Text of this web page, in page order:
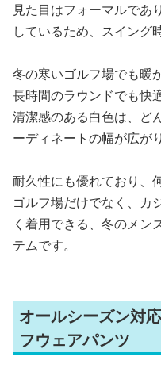
見た目はフォーマルであ
しているため、スイング
冬の寒いゴルフ場でも暖
長時間のラウンドでも快
清潔感のある白色は、ど
ーディネートの幅が広が
耐久性にも優れており、
ゴルフ場だけでなく、カ
く着用できる、冬のメン
テムです。
オールシーズン対
フウェアパンツ